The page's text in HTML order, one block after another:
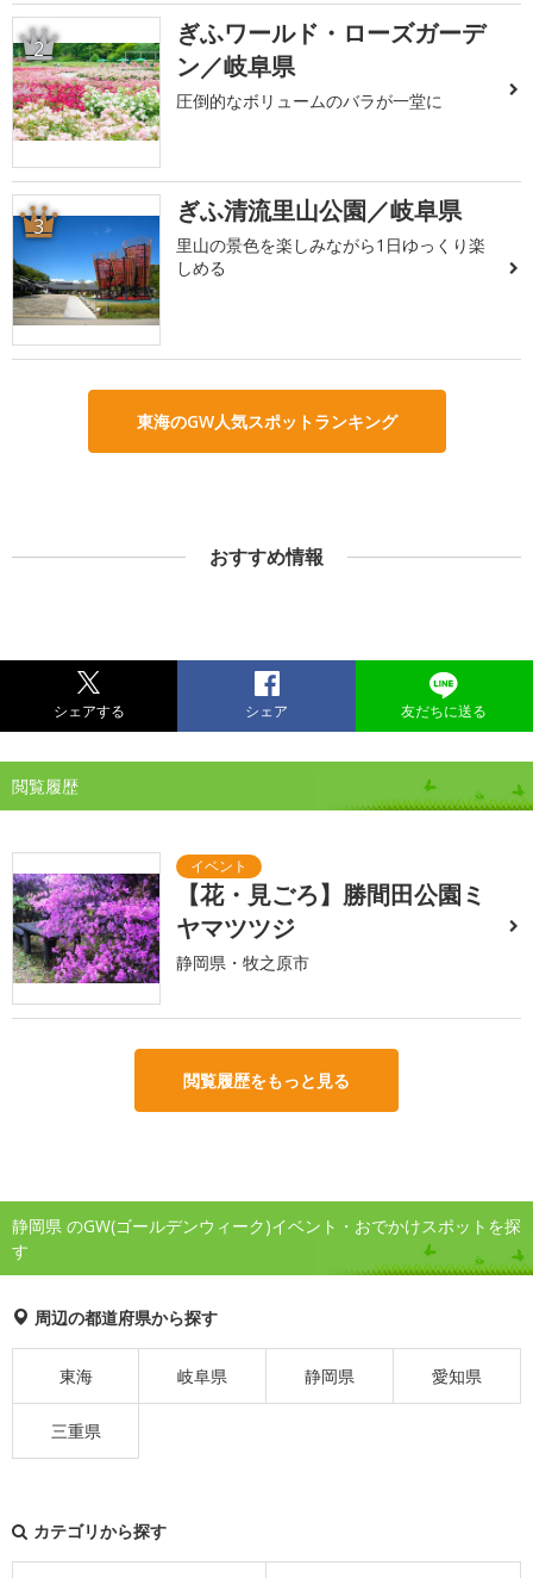
2
ぎふワールド・ローズガーデ
ン／岐阜県
圧倒的なボリュームのバラが一堂に
3 ぎふ清流里山公園／岐阜県
里山の景色を楽しみながら1日ゆっくり楽
しめる
東海のGW人気スポットランキング
おすすめ情報
シェアする シェア 友だちに送る
閲覧履歴
【花・見ごろ】勝間田公園ミ
ヤマツツジ
静岡県・牧之原市
閲覧履歴をもっと見る
静岡県 のGW(ゴールデンウィーク)イベント・おでかけスポットを探
す
周辺の都道府県から探す
東海 岐阜県 静岡県 愛知県
三重県
カテゴリから探す